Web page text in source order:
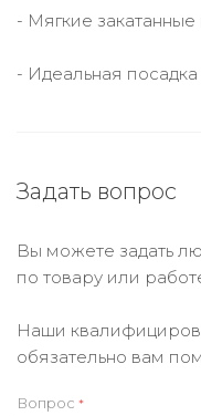
- Мягкие
- Идеальная посадка
Задать вопрос
Вы можете задать
по товару или
Наши
обязательно вам
Вопрос *